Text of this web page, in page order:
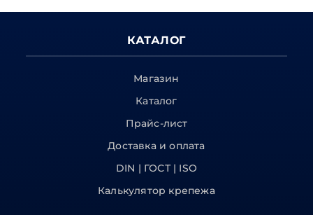
КАТАЛОГ
Магазин
Каталог
Прайс-лист
Доставка и оплата
DIN | ГОСТ | ISO
Калькулятор крепежа